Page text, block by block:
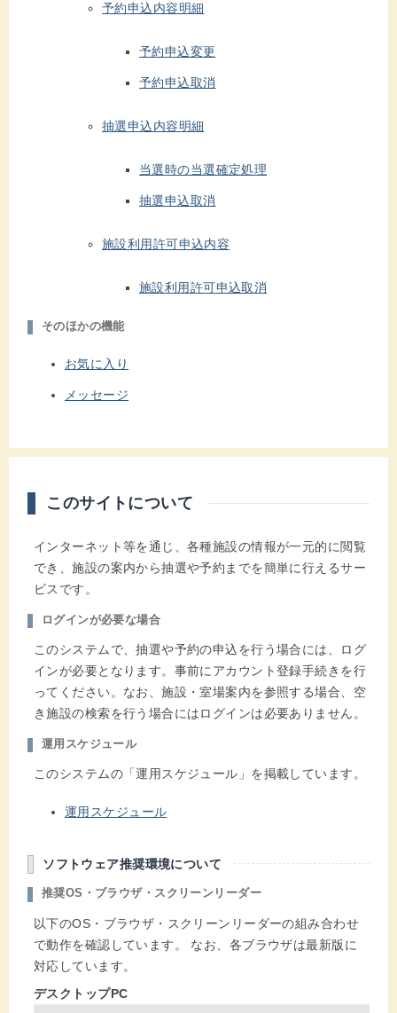
予約申込内容明細
予約申込変更
予約申込取消
抽選申込内容明細
当選時の当選確定処理
抽選申込取消
施設利用許可申込内容
施設利用許可申込取消
そのほかの機能
お気に入り
メッセージ
このサイトについて
インターネット等を通じ、各種施設の情報が一元的に閲覧
でき、施設の案内から抽選や予約までを簡単に行えるサー
ビスです。
ログインが必要な場合
このシステムで、抽選や予約の申込を行う場合には、ログ
インが必要となります。事前にアカウント登録手続きを行
ってください。なお、施設・室場案内を参照する場合、空
き施設の検索を行う場合にはログインは必要ありません。
運用スケジュール
このシステムの「運用スケジュール」を掲載しています。
運用スケジュール
ソフトウェア推奨環境について
推奨OS・ブラウザ・スクリーンリーダー
以下のOS・ブラウザ・スクリーンリーダーの組み合わせ
で動作を確認しています。 なお、各ブラウザは最新版に
対応しています。
デスクトップPC